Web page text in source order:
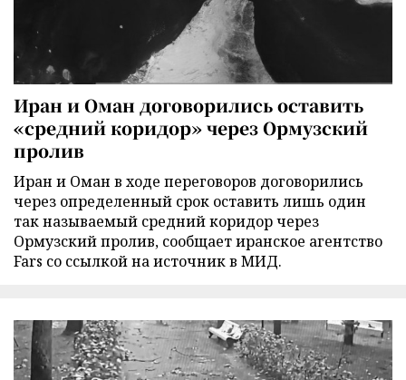
Иран и Оман договорились оставить
«средний коридор» через Ормузский
пролив
Иран и Оман в ходе переговоров договорились
через определенный срок оставить лишь один
так называемый средний коридор через
Ормузский пролив, сообщает иранское агентство
Fars со ссылкой на источник в МИД.